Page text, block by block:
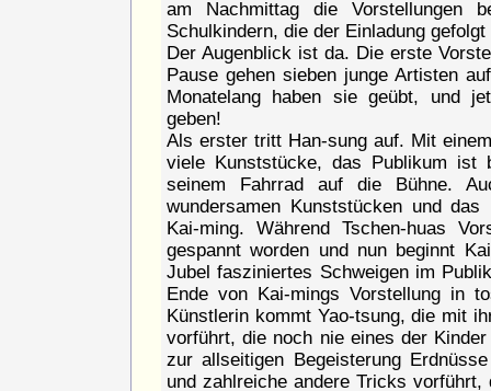
am Nachmittag die
Schulkindern, die der Einladung
Der Augenblick ist da. Die erste
Pause gehen sieben junge Artisten
Monatelang haben sie geübt, und
geben!
Als erster tritt Han-sung auf. Mit
viele Kunststücke, das Publikum ist
seinem Fahrrad auf die Bühne.
wundersamen Kunststücken und
Kai-ming. Während Tschen-huas
gespannt worden und nun beginnt
Jubel fasziniertes Schweigen im
Ende von Kai-mings Vorstellung in
Künstlerin kommt Yao-tsung, die mit
vorführt, die noch nie eines der
zur allseitigen Begeisterung
und zahlreiche andere Tricks